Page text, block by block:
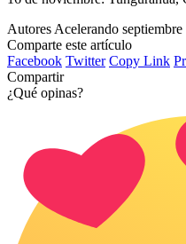
Autores Acelerando
Comparte este artículo
Facebook Twitter Copy Link
Compartir
¿Qué opinas?